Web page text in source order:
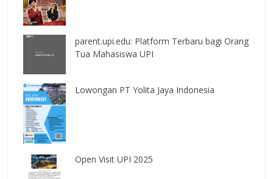
parent.upi.edu: Platform Terbaru bagi Orang
Tua Mahasiswa UPI
Lowongan PT Yolita Jaya Indonesia
Open Visit UPI 2025